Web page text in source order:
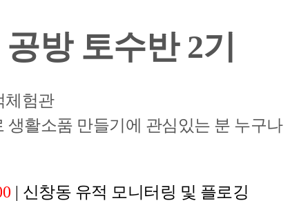
방 토수반 2기
체험관
생활소품 만들기에 관심있는 분 누구나
| 신창동 유적 모니터링 및 플로깅